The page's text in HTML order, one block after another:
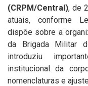
(CRPM/Central), de
atuais, conforme
dispõe sobre a
da Brigada Militar
introduziu
institucional da
nomenclaturas e